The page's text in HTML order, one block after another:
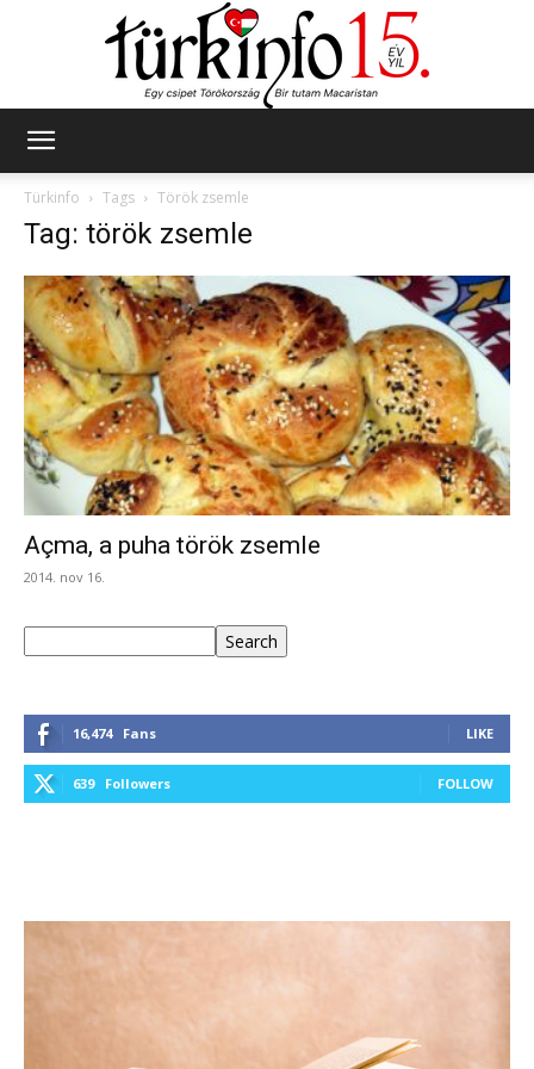
Türkinfo
Tags Török zsemle
Tag: török zsemle
Açma, a puha török zsemle
2014. nov 16.
Search
16,474 Fans LIKE
639 Followers FOLLOW